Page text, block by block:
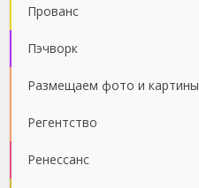
Прованс
Пэчворк
Размещаем фото и картины
Регентство
Ренессанс